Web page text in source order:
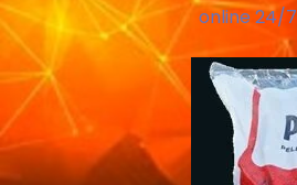
online 24/7